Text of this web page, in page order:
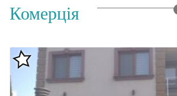
Комерція